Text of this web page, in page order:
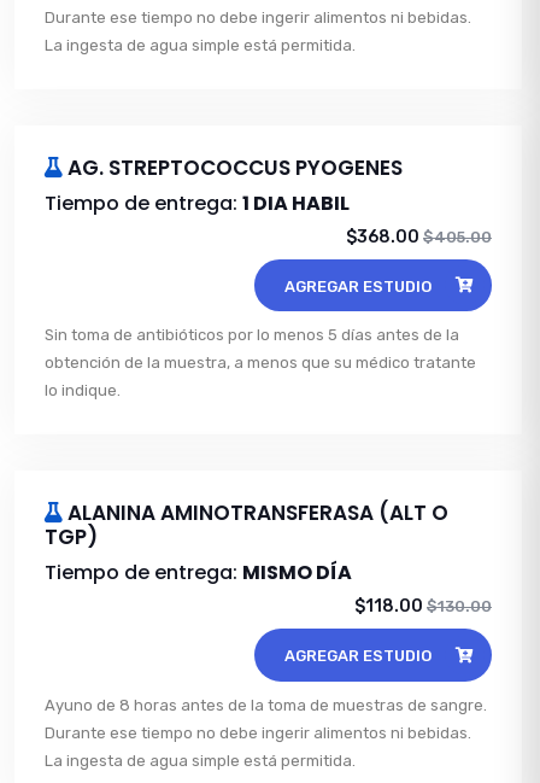
Durante ese tiempo no debe ingerir alimentos ni bebidas.
La ingesta de agua simple está permitida.
AG. STREPTOCOCCUS PYOGENES
Tiempo de entrega: 1 DIA HABIL
$368.00 $405.00
AGREGAR ESTUDIO
Sin toma de antibióticos por lo menos 5 días antes de la
obtención de la muestra, a menos que su médico tratante
lo indique.
ALANINA AMINOTRANSFERASA (ALT O
TGP)
Tiempo de entrega: MISMO DÍA
$118.00 $130.00
AGREGAR ESTUDIO
Ayuno de 8 horas antes de la toma de muestras de sangre.
Durante ese tiempo no debe ingerir alimentos ni bebidas.
La ingesta de agua simple está permitida.